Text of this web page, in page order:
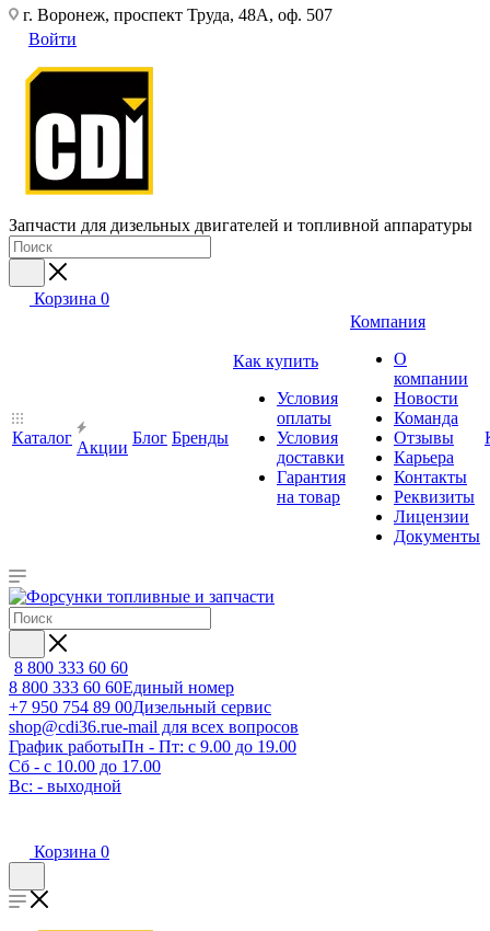
г. Воронеж, проспект Труда, 48А, оф. 507
Войти
Запчасти для дизельных двигателей и топливной аппаратуры
Корзина 0
Каталог
Акции
Блог Бренды
Как купить
Условия
оплаты
Условия
доставки
Гарантия
на товар
Компания
О
компании
Новости
Команда
Отзывы
Карьера
Контакты
Реквизиты
Лицензии
Документы
8 800 333 60 60
8 800 333 60 60Единый номер
+7 950 754 89 00Дизельный сервис
shop@cdi36.rue-mail для всех вопросов
График работыПн - Пт: с 9.00 до 19.00
Сб - с 10.00 до 17.00
Вс: - выходной
Корзина 0